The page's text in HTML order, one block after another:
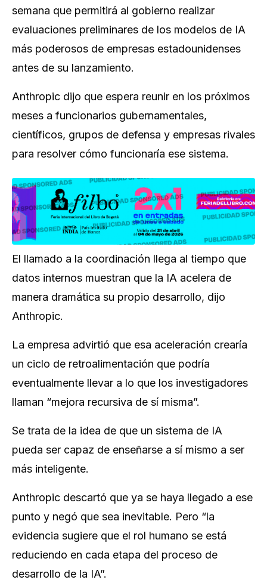
semana que permitirá al gobierno realizar
evaluaciones preliminares de los modelos de IA
más poderosos de empresas estadounidenses
antes de su lanzamiento.
Anthropic dijo que espera reunir en los próximos
meses a funcionarios gubernamentales,
científicos, grupos de defensa y empresas rivales
para resolver cómo funcionaría ese sistema.
El llamado a la coordinación llega al tiempo que
datos internos muestran que la IA acelera de
manera dramática su propio desarrollo, dijo
Anthropic.
La empresa advirtió que esa aceleración crearía
un ciclo de retroalimentación que podría
eventualmente llevar a lo que los investigadores
llaman “mejora recursiva de sí misma”.
Se trata de la idea de que un sistema de IA
pueda ser capaz de enseñarse a sí mismo a ser
más inteligente.
Anthropic descartó que ya se haya llegado a ese
punto y negó que sea inevitable. Pero “la
evidencia sugiere que el rol humano se está
reduciendo en cada etapa del proceso de
desarrollo de la IA”.